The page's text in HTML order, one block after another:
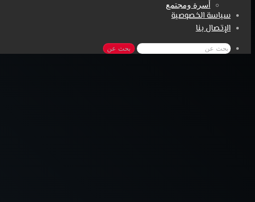
أسرة ومجتمع
سياسة الخصوصية
الإتصال بنا
بحث عن